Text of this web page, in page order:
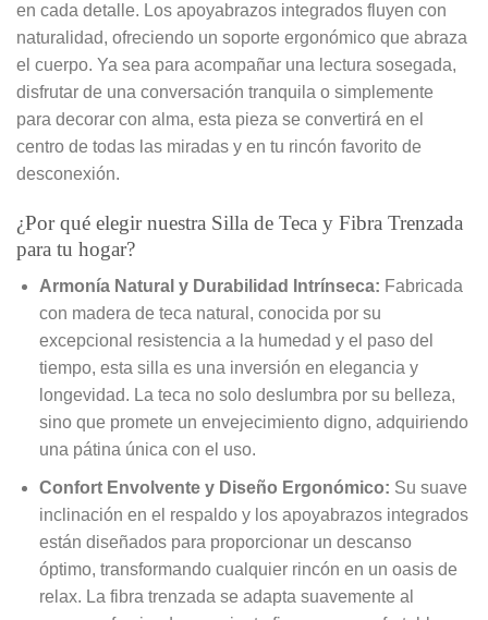
en cada detalle. Los apoyabrazos integrados fluyen con
naturalidad, ofreciendo un soporte ergonómico que abraza
el cuerpo. Ya sea para acompañar una lectura sosegada,
disfrutar de una conversación tranquila o simplemente
para decorar con alma, esta pieza se convertirá en el
centro de todas las miradas y en tu rincón favorito de
desconexión.
¿Por qué elegir nuestra Silla de Teca y Fibra Trenzada
para tu hogar?
Armonía Natural y Durabilidad Intrínseca: Fabricada
con madera de teca natural, conocida por su
excepcional resistencia a la humedad y el paso del
tiempo, esta silla es una inversión en elegancia y
longevidad. La teca no solo deslumbra por su belleza,
sino que promete un envejecimiento digno, adquiriendo
una pátina única con el uso.
Confort Envolvente y Diseño Ergonómico: Su suave
inclinación en el respaldo y los apoyabrazos integrados
están diseñados para proporcionar un descanso
óptimo, transformando cualquier rincón en un oasis de
relax. La fibra trenzada se adapta suavemente al